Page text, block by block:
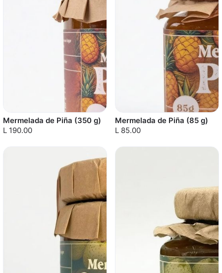
Mermelada de Piña (350 g)
L 190.00
Mermelada de Piña (85 g)
L 85.00